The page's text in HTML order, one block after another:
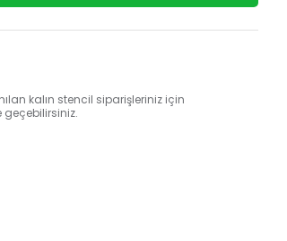
kalın stencil siparişleriniz için